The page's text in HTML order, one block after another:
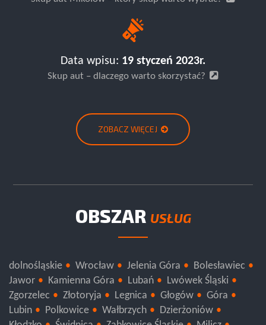
Skup aut Mikołów – który skup warto wybrać?
Data wpisu: 19 styczeń 2023r.
Skup aut – dlaczego warto skorzystać?
ZOBACZ WIĘCEJ
OBSZAR
dolnośląskie Wrocław Jelenia Góra
Bolesławiec
Jawor
Kamienna Góra Lubań
Lwówek Śląski
Zgorzelec
Złotoryja Legnica Głogów
Góra